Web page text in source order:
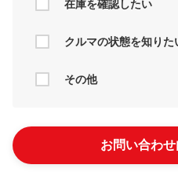
在庫を確認したい
クルマの状態を知りた
その他
お問い合わ